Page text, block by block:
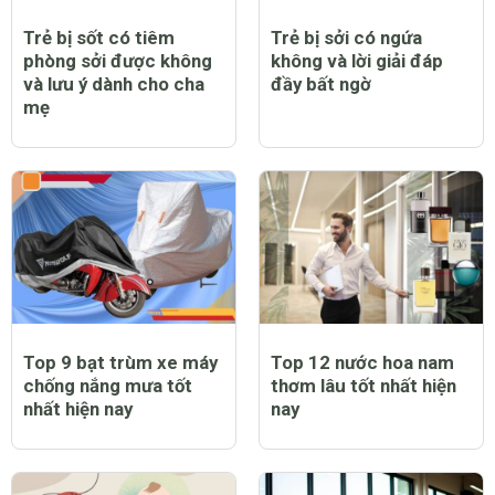
Trẻ bị sốt có tiêm
phòng sởi được không
và lưu ý dành cho cha
mẹ
Trẻ bị sởi có ngứa
không và lời giải đáp
đầy bất ngờ
Top 9 bạt trùm xe máy
chống nắng mưa tốt
nhất hiện nay
Top 12 nước hoa nam
thơm lâu tốt nhất hiện
nay